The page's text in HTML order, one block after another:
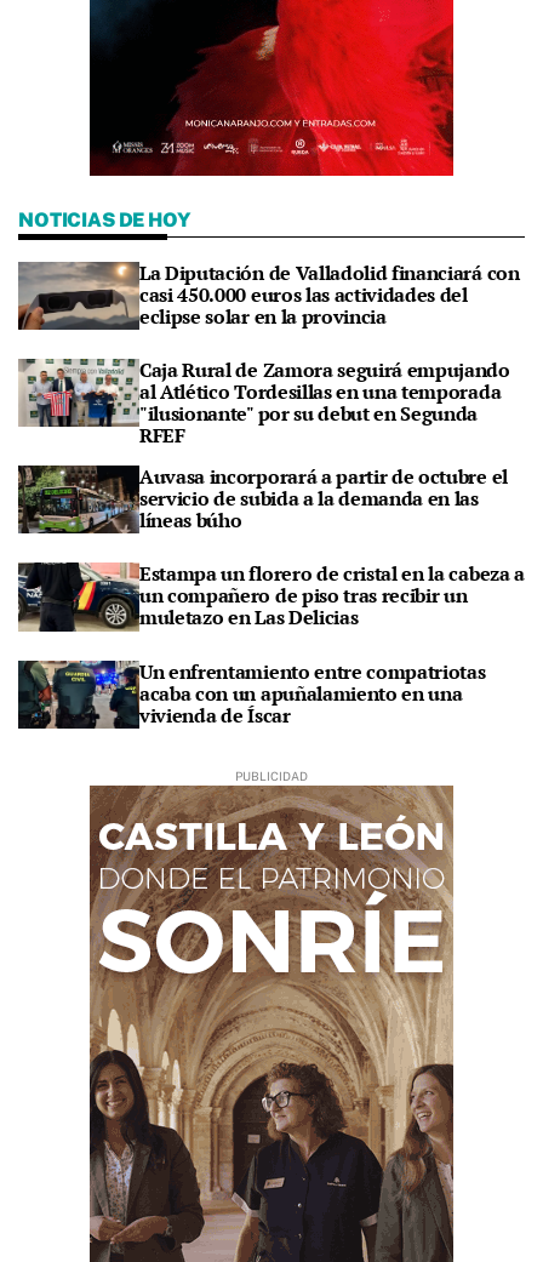
NOTICIAS DE HOY
La Diputación de Valladolid financiará con
casi 450.000 euros las actividades del
eclipse solar en la provincia
Caja Rural de Zamora seguirá empujando
al Atlético Tordesillas en una temporada
"ilusionante" por su debut en Segunda
RFEF
Auvasa incorporará a partir de octubre el
servicio de subida a la demanda en las
líneas búho
Estampa un florero de cristal en la cabeza a
un compañero de piso tras recibir un
muletazo en Las Delicias
Un enfrentamiento entre compatriotas
acaba con un apuñalamiento en una
vivienda de Íscar